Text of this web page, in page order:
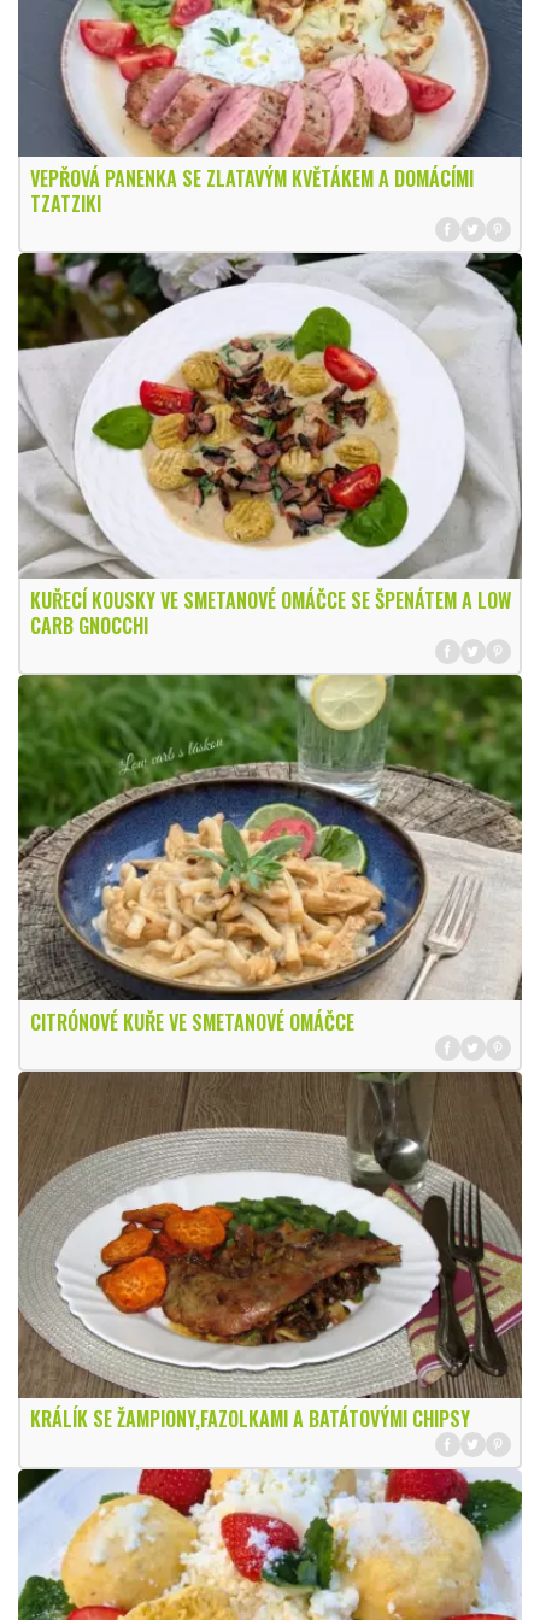
VEPŘOVÁ PANENKA SE ZLATAVÝM KVĚTÁKEM A DOMÁCÍMI
TZATZIKI
KUŘECÍ KOUSKY VE SMETANOVÉ OMÁČCE SE ŠPENÁTEM A LOW
CARB GNOCCHI
CITRÓNOVÉ KUŘE VE SMETANOVÉ OMÁČCE
KRÁLÍK SE ŽAMPIONY,FAZOLKAMI A BATÁTOVÝMI CHIPSY